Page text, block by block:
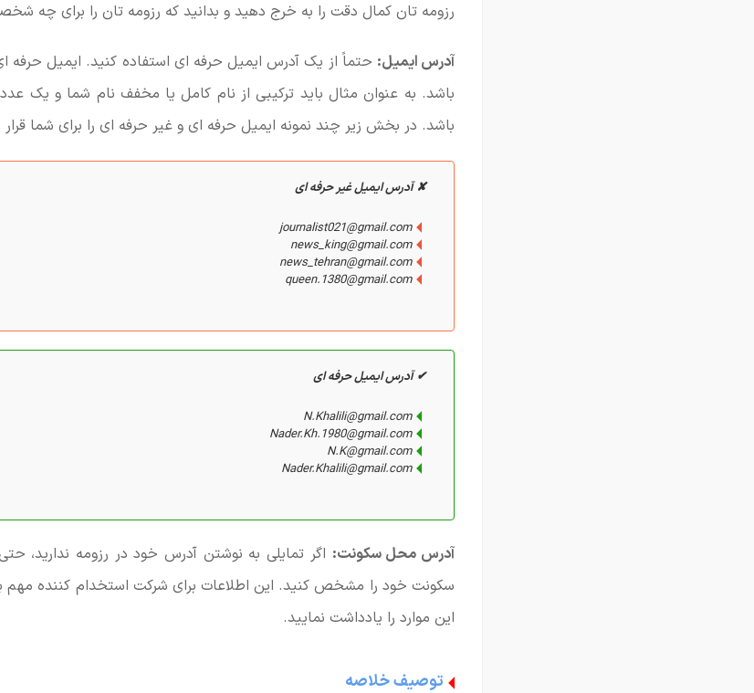
رزومه تان کمال دقت را به خرج دهید و بدانید که رزومه تان را برای چه
آدرس ایمیل: حتماً از یک آدرس ایمیل حرفه ای استفاده کنید. ایمیل حرفه
باشد. به عنوان مثال باید ترکیبی از نام کامل یا مخفف نام شما و یک عدد
باشد. در بخش زیر چند نمونه ایمیل حرفه ای و غیر حرفه ای را برای شما قرار
✘ آدرس ایمیل غیر حرفه ای
journalist021@gmail.com
news_king@gmail.com
news_tehran@gmail.com
queen.1380@gmail.com
✔ آدرس ایمیل حرفه ای
N.Khalili@gmail.com
Nader.Kh.1980@gmail.com
N.K@gmail.com
Nader.Khalili@gmail.com
آدرس محل سکونت: اگر تمایلی به نوشتن آدرس خود در رزومه ندارید،
سکونت خود را مشخص کنید. این اطلاعات برای شرکت استخدام کننده مهم
این موارد را یادداشت نمایید.
توصیف خلاصه